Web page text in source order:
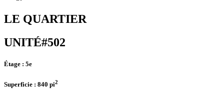
LE QUARTIER
UNITÉ#502
Étage : 5e
Superficie : 840 pi2